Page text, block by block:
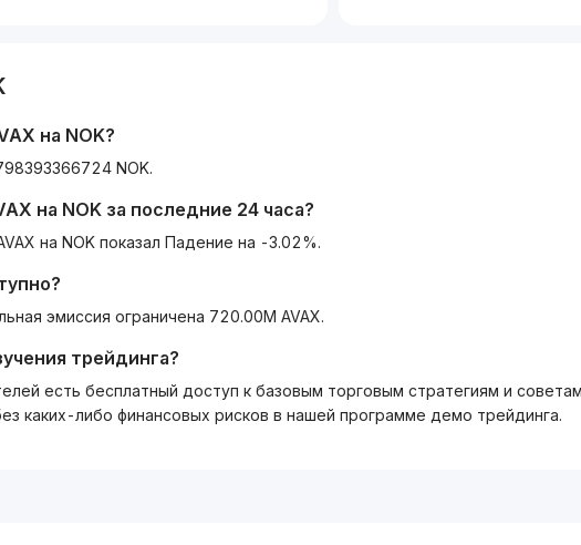
на NOK?
NOK.
на NOK за последние 24 часа?
на NOK показал Падение на -3.02%.
эмиссия ограничена 720.00M AVAX.
трейдинга?
есть бесплатный доступ к базовым торговым стратегиям и
каких-либо финансовых рисков в нашей программе демо трейдинга.